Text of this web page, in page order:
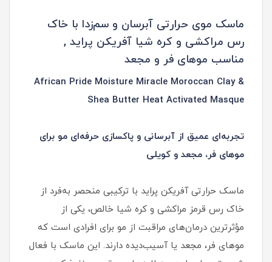
ماسک موی حرارتی آبرسان و سم‌زدا با خاک
رس مراکشی و کره شیا آفریکن پراید ,
مناسب موهای فر و مجعد
African Pride Moisture Miracle Moroccan Clay &
Shea Butter Heat Activated Masque
تجربه‌ای عمیق از آبرسانی و پاکسازی حرفه‌ای مو برای
موهای فر، مجعد و کویلی
ماسک حرارتی آفریکن پراید با ترکیبی منحصر به‌فرد از
خاک رس قرمز مراکشی و کره شیا خالص، یکی از
مؤثرترین درمان‌های مراقبت از مو برای افرادی است که
موهای فر، مجعد یا آسیب‌دیده دارند. این ماسک با فعال